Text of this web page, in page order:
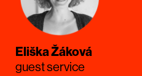
Eliška Žáková
guest service